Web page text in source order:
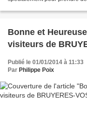
Bonne et
visiteurs de
Publié le 01/01/2014 à 11:33
Par Philippe Poix